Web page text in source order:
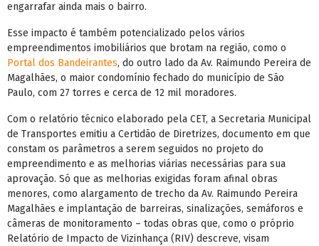
engarrafar ainda mais o bairro.
Esse impacto é também potencializado pelos vários
empreendimentos imobiliários que brotam na região, como o
Portal dos Bandeirantes, do outro lado da Av. Raimundo Pereira de
Magalhães, o maior condomínio fechado do município de São
Paulo, com 27 torres e cerca de 12 mil moradores.
Com o relatório técnico elaborado pela CET, a Secretaria Municipal
de Transportes emitiu a Certidão de Diretrizes, documento em que
constam os parâmetros a serem seguidos no projeto do
empreendimento e as melhorias viárias necessárias para sua
aprovação. Só que as melhorias exigidas foram afinal obras
menores, como alargamento de trecho da Av. Raimundo Pereira
Magalhães e implantação de barreiras, sinalizações, semáforos e
câmeras de monitoramento – todas obras que, como o próprio
Relatório de Impacto de Vizinhança (RIV) descreve, visam